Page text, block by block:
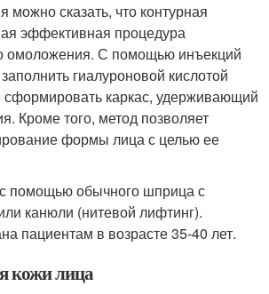
можно сказать, что контурная
эффективная процедура
омоложения. С помощью инъекций
гиалуроновой кислотой
каркас, удерживающий
Кроме того, метод позволяет
формы лица с целью ее
помощью обычного шприца с
канюли (нитевой лифтинг).
пациентам в возрасте 35-40 лет.
кожи лица